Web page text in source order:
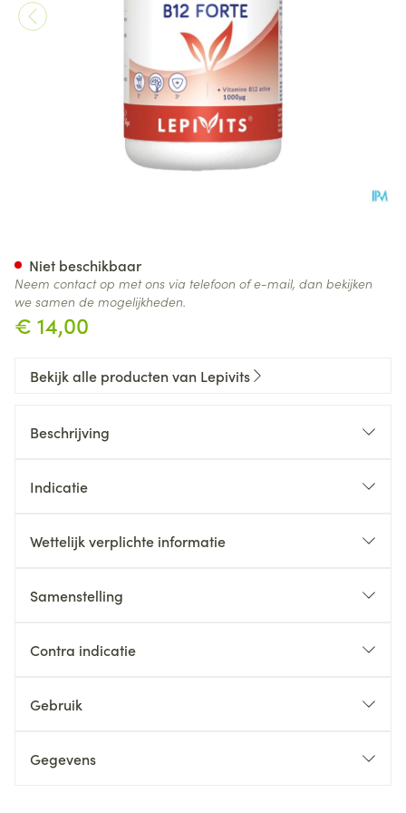
€ 14,00
Niet beschikbaar
Neem contact op met ons via telefoon of e-mail, dan bekijken
we samen de mogelijkheden.
Bekijk alle producten van Lepivits
Beschrijving
Indicatie
Wettelijk verplichte informatie
Samenstelling
Contra indicatie
Gebruik
Gegevens